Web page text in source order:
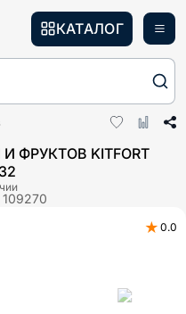
КАТАЛОГ
KITFORT
109270
★ 0.0